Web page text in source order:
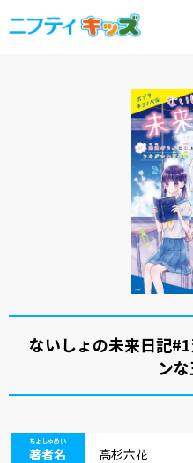
ないしょの未来日記
ン
著者名
ちょしゃめい
高杉六花